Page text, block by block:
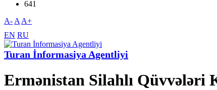
641
A- A A+
EN RU
Turan İnformasiya Agentliyi
Ermənistan Silahlı Qüvvələri